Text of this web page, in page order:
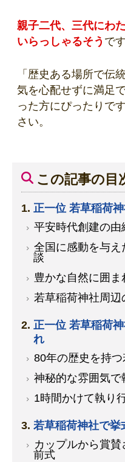
親子二代、三代にわ
いらっしゃるそう で
「歴史ある場所で伝
気を心配せずに満足
った方にぴったりで
さい。
この記事の目
正一位 若草稲荷
平安時代創建の
全国に感動を与
談
豊かな自然に囲
若草稲荷神社周辺
正一位 若草稲荷
れ
80年の歴史を持
神秘的な雰囲気
1時間かけて執り
若草稲荷神社で挙
カップルから賞
前式